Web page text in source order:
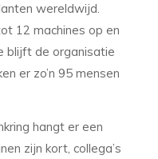
wereldwijd.
12 machines op en
blijft de organisatie
er zo’n 95 mensen
hangt er een
zijn kort, collega’s